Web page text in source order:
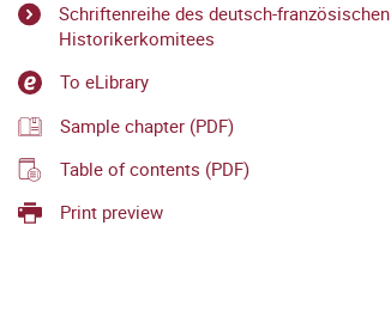
Schriftenreihe des deutsch-französischen
Historikerkomitees
To eLibrary
Sample chapter (PDF)
Table of contents (PDF)
Print preview